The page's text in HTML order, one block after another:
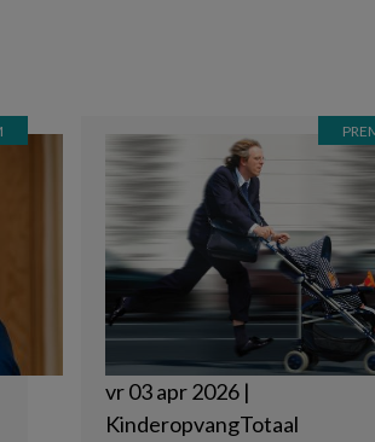
vr 03 apr 2026 |
KinderopvangTotaal